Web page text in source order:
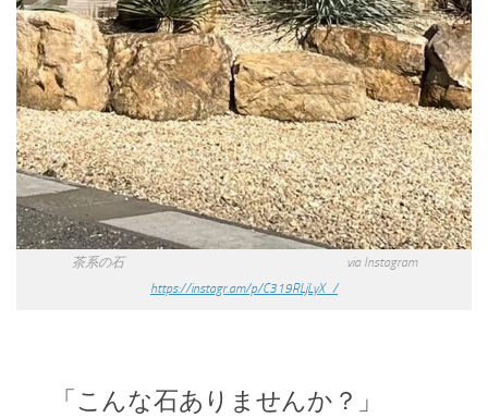
茶系の石 via Instagram
https://instagr.am/p/C319RLjLyX_/
「こんな石ありませんか？」